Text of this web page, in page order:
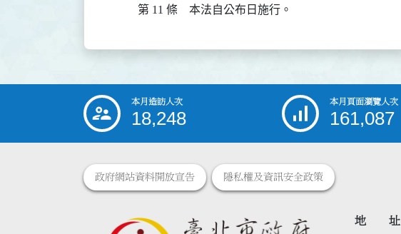
第 11 條 本法自公布日施行。
::: 本月造訪人次
18,248
本月頁面瀏覽人次
161,087
政府網站資料開放宣告 隱私權及資訊安全政策
地 址